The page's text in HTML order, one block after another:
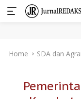
Home SDA dan